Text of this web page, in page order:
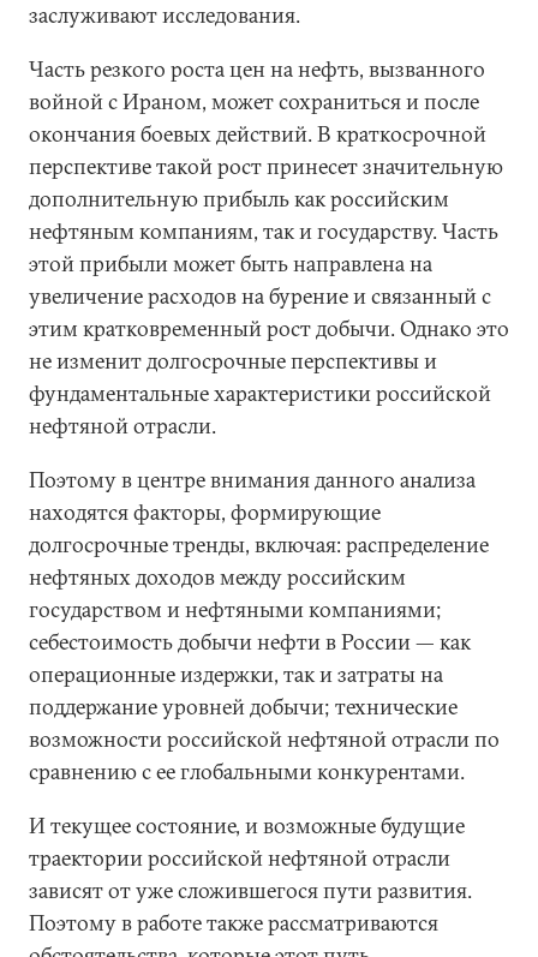
заслуживают исследования.
Часть резкого роста цен на нефть, вызванного
войной с Ираном, может сохраниться и после
окончания боевых действий. В краткосрочной
перспективе такой рост принесет значительную
дополнительную прибыль как российским
нефтяным компаниям, так и государству. Часть
этой прибыли может быть направлена на
увеличение расходов на бурение и связанный с
этим кратковременный рост добычи. Однако это
не изменит долгосрочные перспективы и
фундаментальные характеристики российской
нефтяной отрасли.
Поэтому в центре внимания данного анализа
находятся факторы, формирующие
долгосрочные тренды, включая: распределение
нефтяных доходов между российским
государством и нефтяными компаниями;
себестоимость добычи нефти в России — как
операционные издержки, так и затраты на
поддержание уровней добычи; технические
возможности российской нефтяной отрасли по
сравнению с ее глобальными конкурентами.
И текущее состояние, и возможные будущие
траектории российской нефтяной отрасли
зависят от уже сложившегося пути развития.
Поэтому в работе также рассматриваются